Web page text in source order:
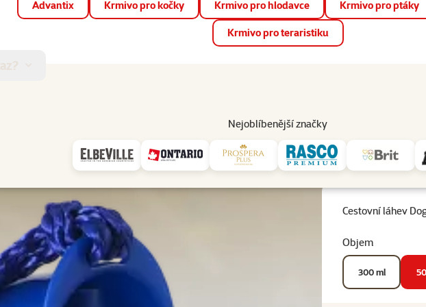
📱 Stáhněte si novou aplikaci Super zoo.Více informací
Advantix Krmivo pro kočky Krmivo pro hlodavce Krmivo pro ptáky
Krmivo pro teraristiku
Nejoblíbenější značky
Prodejny Služby
Cestovní láhev pro psy s miskou Cestovní láhev Dog Fantasy 500ml
Cestovní láhev
Objem
300 ml